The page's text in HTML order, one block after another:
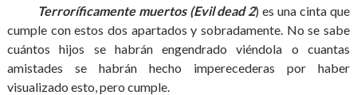
Terroríficamente muertos (Evil dead 2) es una cinta que
cumple con estos dos apartados y sobradamente. No se sabe
cuántos hijos se habrán engendrado viéndola o cuantas
amistades se habrán hecho imperecederas por haber
visualizado esto, pero cumple.